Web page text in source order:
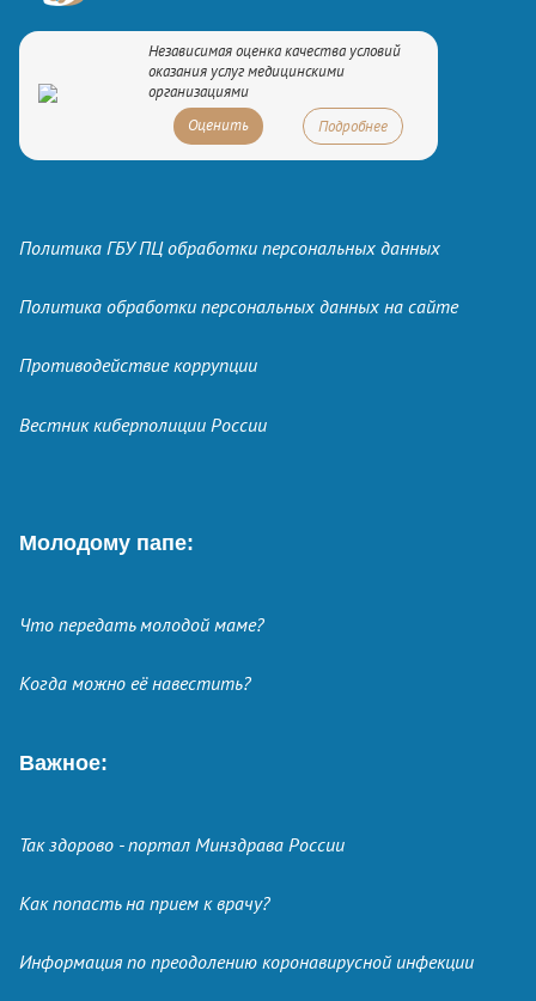
Независимая оценка качества условий
оказания услуг медицинскими
организациями
Оценить
Подробнее
Политика ГБУ ПЦ обработки персональных данных
Политика обработки персональных данных на сайте
Противодействие коррупции
Вестник киберполиции России
Молодому папе:
Что передать молодой маме?
Когда можно её навестить?
Важное:
Так здорово - портал Минздрава России
Как попасть на прием к врачу?
Информация по преодолению коронавирусной инфекции